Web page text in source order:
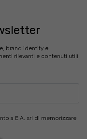
brand identity e
rilevanti e contenuti utili
a E.A. srl di memorizzare